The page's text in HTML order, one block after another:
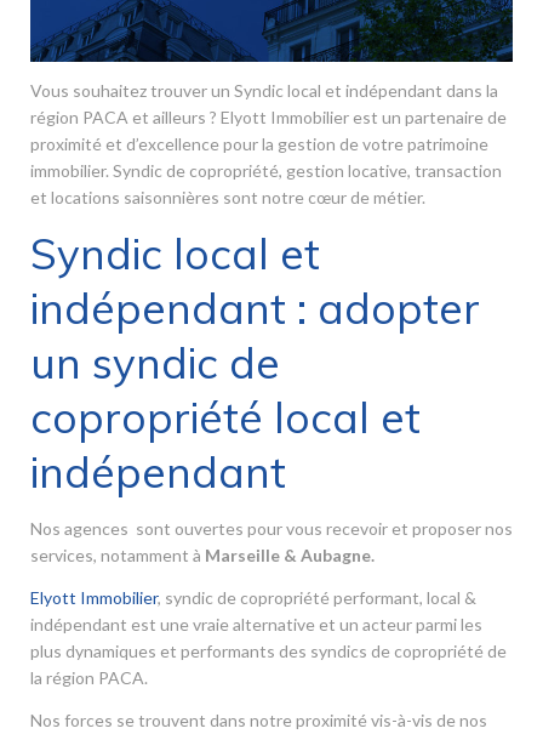
Vous souhaitez trouver un Syndic local et indépendant dans la
région PACA et ailleurs ? Elyott Immobilier est un partenaire de
proximité et d’excellence pour la gestion de votre patrimoine
immobilier. Syndic de copropriété, gestion locative, transaction
et locations saisonnières sont notre cœur de métier.
Syndic local et
indépendant : adopter
un syndic de
copropriété local et
indépendant
Nos agences sont ouvertes pour vous recevoir et proposer nos
services, notamment à Marseille & Aubagne.
Elyott Immobilier, syndic de copropriété performant, local &
indépendant est une vraie alternative et un acteur parmi les
plus dynamiques et performants des syndics de copropriété de
la région PACA.
Nos forces se trouvent dans notre proximité vis-à-vis de nos